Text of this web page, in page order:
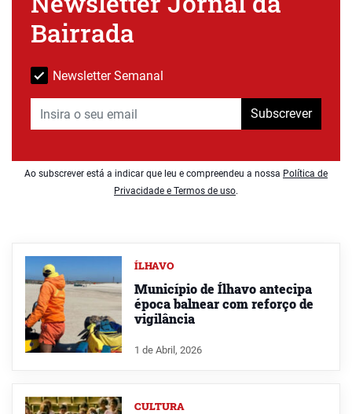
Bairrada
Newsletter Semanal
Subscrever
Ao subscrever está a indicar que leu e compreendeu a nossa Política de
Privacidade e Termos de uso.
ÍLHAVO
Município de Ílhavo antecipa
época balnear com reforço de
vigilância
1 de Abril, 2026
CULTURA